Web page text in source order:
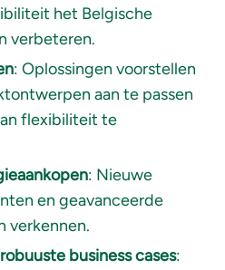
het Belgische
verbeteren.
: Oplossingen voorstellen
aan te passen
flexibiliteit te
: Nieuwe
en geavanceerde
verkennen.
business cases: